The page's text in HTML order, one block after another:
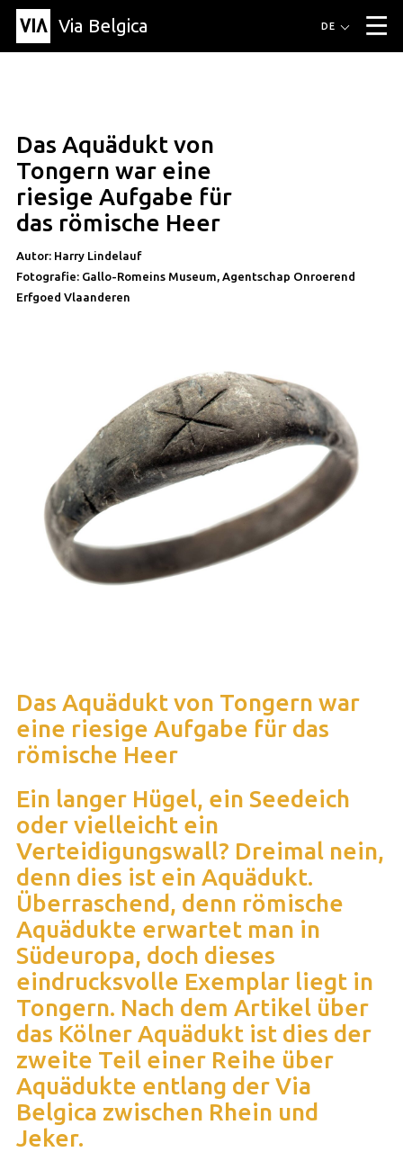
Via Belgica ▼
Artikel
Bildung
Rezept
Freunde
Über Via Belgica
Über Via Belgica
Forschung
Ausbildung
Freunde
Der Reiseführer
Organisation
Kontakt
Presse
Gemeinden
DE
artikel
Das Aquädukt von
Tongern war eine
riesige Aufgabe für
das römische Heer
Autor: Harry Lindelauf
Fotografie: Gallo-Romeins Museum, Agentschap Onroerend
Erfgoed Vlaanderen
Das Aquädukt von Tongern war
eine riesige Aufgabe für das
römische Heer
Ein langer Hügel, ein Seedeich
oder vielleicht ein
Verteidigungswall? Dreimal nein,
denn dies ist ein Aquädukt.
Überraschend, denn römische
Aquädukte erwartet man in
Südeuropa, doch dieses
eindrucksvolle Exemplar liegt in
Tongern. Nach dem Artikel über
das Kölner Aquädukt ist dies der
zweite Teil einer Reihe über
Aquädukte entlang der Via
Belgica zwischen Rhein und
Jeker.